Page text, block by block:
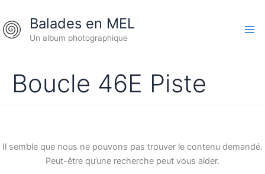
au
contenu
Balades en MEL
Un album photographique
Boucle 46E Piste
Il semble que nous ne pouvons pas trouver le contenu demandé.
Peut-être qu’une recherche peut vous aider.